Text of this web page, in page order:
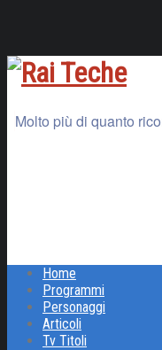
Molto più di quanto
Home
Programmi
Personaggi
Articoli
Tv Titoli